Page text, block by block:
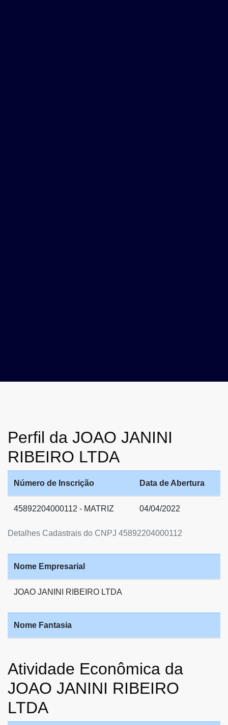
Perfil da JOAO JANINI
RIBEIRO LTDA
Detalhes Cadastrais do CNPJ 45892204000112
Número de Inscrição Data de Abertura
45892204000112 - MATRIZ 04/04/2022
Nome Empresarial
JOAO JANINI RIBEIRO LTDA
Nome Fantasia
Atividade Econômica da
JOAO JANINI RIBEIRO
LTDA